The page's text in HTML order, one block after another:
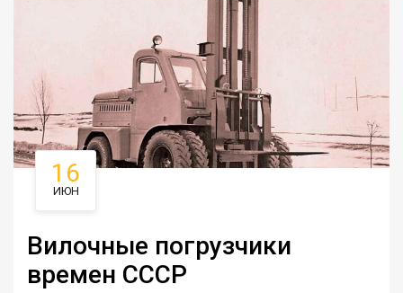
16
ИЮН
Вилочные погрузчики
времен СССР